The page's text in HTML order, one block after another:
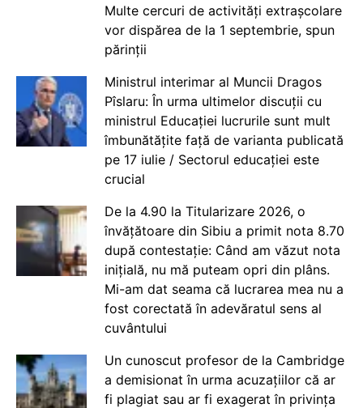
Multe cercuri de activități extrașcolare
vor dispărea de la 1 septembrie, spun
părinții
Ministrul interimar al Muncii Dragos
Pîslaru: În urma ultimelor discuții cu
ministrul Educației lucrurile sunt mult
îmbunătățite față de varianta publicată
pe 17 iulie / Sectorul educației este
crucial
De la 4.90 la Titularizare 2026, o
învățătoare din Sibiu a primit nota 8.70
după contestație: Când am văzut nota
inițială, nu mă puteam opri din plâns.
Mi-am dat seama că lucrarea mea nu a
fost corectată în adevăratul sens al
cuvântului
Un cunoscut profesor de la Cambridge
a demisionat în urma acuzațiilor că ar
fi plagiat sau ar fi exagerat în privința